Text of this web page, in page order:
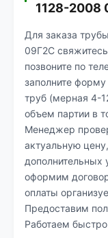
1128-2008
Для заказа
09Г2С
позвоните по
заполните
труб (мерная 4-
объем партии в
Менеджер
актуальную
дополнительных
оформим
оплаты
Предоставим
Работаем